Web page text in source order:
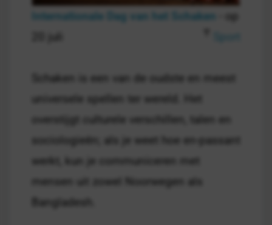
Internationale Dag van het Schaken
- op
Schaken is een van de oudste en meest
universele spellen ter wereld. Het
overstijgt culturele verschillen, talen en
sociologieën; als je weet hoe en-passant
werkt, kun je communiceren met
mensen uit zowel Noorwegen als
Bangladesh.